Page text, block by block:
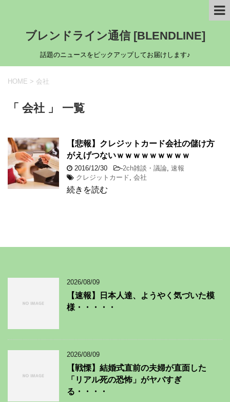
ブレンドライン通信 [BLENDLINE]
話題のニュースをピックアップしてお届けします♪
HOME > 会社
「 会社 」 一覧
【悲報】クレジットカード会社の儲け方
がえげつないｗｗｗｗｗｗｗｗｗ
2016/12/30 -2ch雑談・議論 速報
クレジットカード 会社
続きを読む
2026/08/09
【速報】日本人達、ようやく気づいた模
様・・・・・
2026/08/09
【戦慄】結婚式直前の夫婦が直面した
「リアル死の恐怖」がヤバすぎ
る・・・・